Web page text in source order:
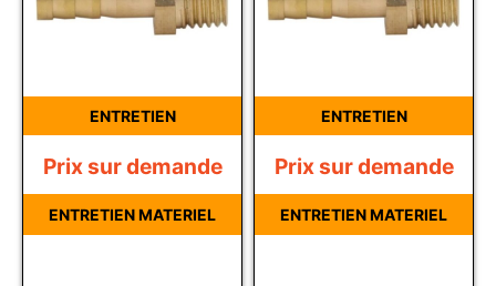
ENTRETIEN
Prix sur demande
ENTRETIEN MATERIEL
ENTRETIEN
Prix sur demande
ENTRETIEN MATERIEL